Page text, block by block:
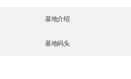
基地介绍
基地码头